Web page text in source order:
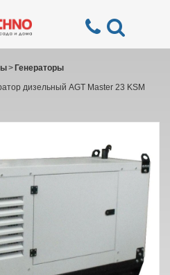
Генераторы
>
дизельный AGT Master 23 KSM